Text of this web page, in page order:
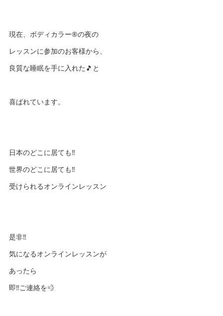
現在、ボディカラー®️の夜の
レッスンに参加のお客様から、
良質な睡眠を手に入れた🎵と
喜ばれています。
日本のどこに居ても‼︎
世界のどこに居ても‼︎
受けられるオンラインレッスン
是非‼️
気になるオンラインレッスンが
あったら
即‼️ご連絡を💨